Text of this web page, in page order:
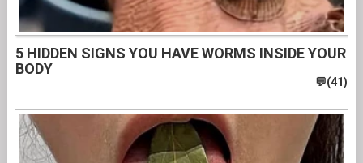
5 HIDDEN SIGNS YOU HAVE WORMS INSIDE YOUR
BODY